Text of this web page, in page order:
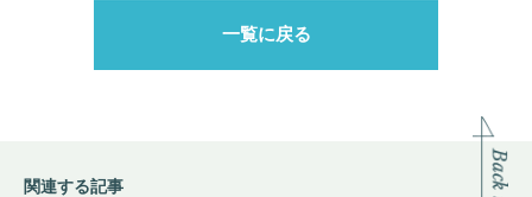
一覧に戻る
関連する記事